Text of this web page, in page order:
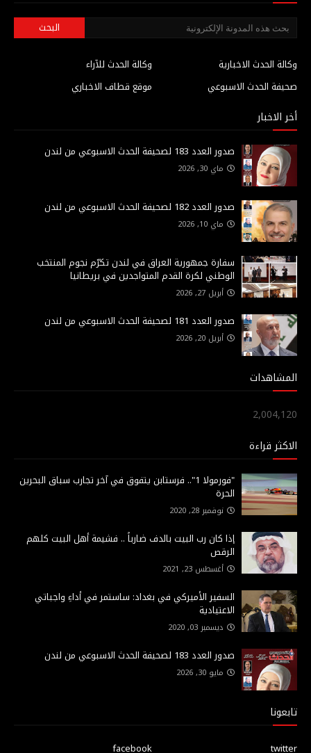
وكالة الحدث للآراء
وكالة الحدث الاخبارية
موقع قطاف الاخباري
صحيفة الحدث الاسبوعي
أخر الاخبار
صدور العدد 183 لصحيفة الحدث الاسبوعي من لندن
ماي 30, 2026
صدور العدد 182 لصحيفة الحدث الاسبوعي من لندن
ماي 10, 2026
سفارة جمهورية العراق في لندن تكرّم نجوم المنتخب
الوطني لكرة القدم المتواجدين في بريطانيا
أبريل 27, 2026
صدور العدد 181 لصحيفة الحدث الاسبوعي من لندن
أبريل 20, 2026
المشاهدات
2,004,120
الاكثر قراءة
"فورمولا 1".. فرستابن يتفوق في آخر تجارب سباق البحرين
الحرة
نوفمبر 28, 2020
إذا كان رب البيت بالدف ضارباً .. فشيمة أهل البيت كلهم
الرقص
أغسطس 23, 2021
السفير الأميركي في بغداد: ساستمر في أداءِ واجباتي
الاعتيادية
ديسمبر 03, 2020
صدور العدد 183 لصحيفة الحدث الاسبوعي من لندن
مايو 30, 2026
تابعونا
facebook twitter